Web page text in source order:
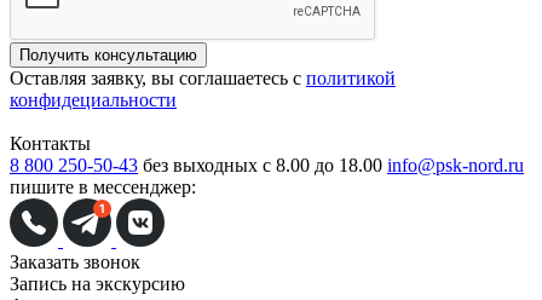
Получить консультацию
Оставляя заявку, вы соглашаетесь с политикой
конфидециальности
Контакты
8 800 250-50-43 без выходных с 8.00 до 18.00 info@psk-nord.ru
пишите в мессенджер:
Заказать звонок
Запись на экскурсию